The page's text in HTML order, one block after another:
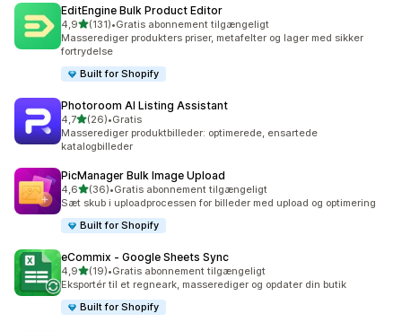
EditEngine Bulk Product Editor
4,9ud af 5 stjerner
(131)
131 anmeldelser i alt
•Gratis abonnement tilgængeligt
Masserediger produkters priser, metafelter og lager med sikker
fortrydelse
Built for Shopify
Photoroom AI Listing Assistant
4,7ud af 5 stjerner
(26)
26 anmeldelser i alt
•Gratis
Masserediger produktbilleder: optimerede, ensartede
katalogbilleder
PicManager Bulk Image Upload
4,6ud af 5 stjerner
(36)
36 anmeldelser i alt
•Gratis abonnement tilgængeligt
Sæt skub i uploadprocessen for billeder med upload og optimering
Built for Shopify
eCommix ‑ Google Sheets Sync
4,9ud af 5 stjerner
(19)
19 anmeldelser i alt
•Gratis abonnement tilgængeligt
Eksportér til et regneark, masserediger og opdater din butik
Built for Shopify